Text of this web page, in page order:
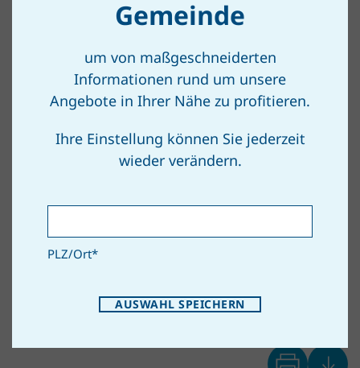
Gemeinde
um von maßgeschneiderten
Informationen rund um unsere
Angebote in Ihrer Nähe zu profitieren.
Ihre Einstellung können Sie jederzeit
wieder verändern.
PLZ/Ort*
AUSWAHL SPEICHERN